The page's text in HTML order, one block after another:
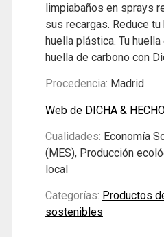
limpiabaños en sprays
sus recargas. Reduce tu
huella plástica. Tu
huella de carbono con
Procedencia: Madrid
Web de DICHA &
Cualidades: Economía
(MES), Producción
local
Categorías: Productos
sostenibles